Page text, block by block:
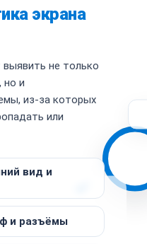
экрана
не только
но и
из-за которых
или
вид и
и разъёмы